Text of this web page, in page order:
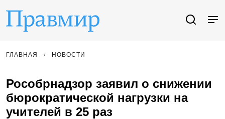
ГЛАВНАЯ НОВОСТИ
Рособрнадзор заявил о снижении
бюрократической нагрузки на
учителей в 25 раз